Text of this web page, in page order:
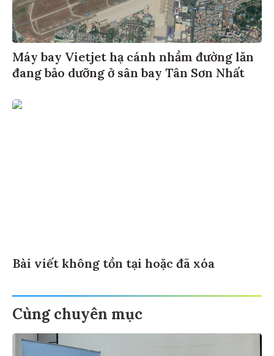
Máy bay Vietjet hạ cánh nhầm đường lăn
đang bảo dưỡng ở sân bay Tân Sơn Nhất
Bài viết không tồn tại hoặc đã xóa
Cùng chuyên mục